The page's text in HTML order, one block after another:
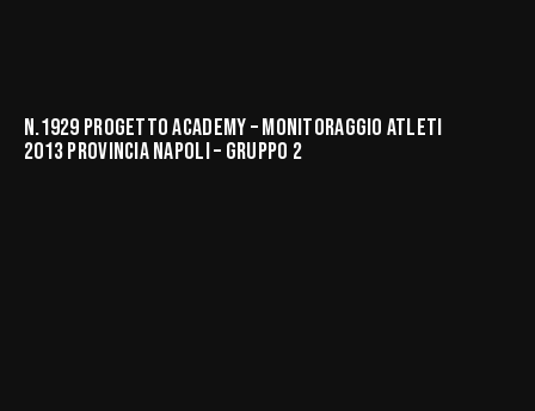
N.1929 PROGETTO ACADEMY – MONITORAGGIO ATLETI
2013 PROVINCIA NAPOLI – GRUPPO 2